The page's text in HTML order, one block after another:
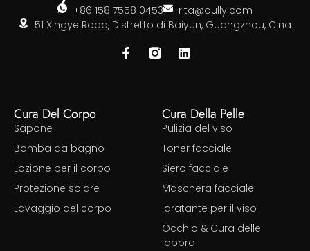
+86 158 7558 0453
rita@oully.com
51 Xingye Road, Distretto di Baiyun, Guangzhou, Cina
Cura Del Corpo
Sapone
Bomba da bagno
Lozione per il corpo
Protezione solare
Lavaggio del corpo
Cura Della Pelle
Pulizia del viso
Toner facciale
Siero facciale
Maschera facciale
Idratante per il viso
Occhio & Cura delle
labbra